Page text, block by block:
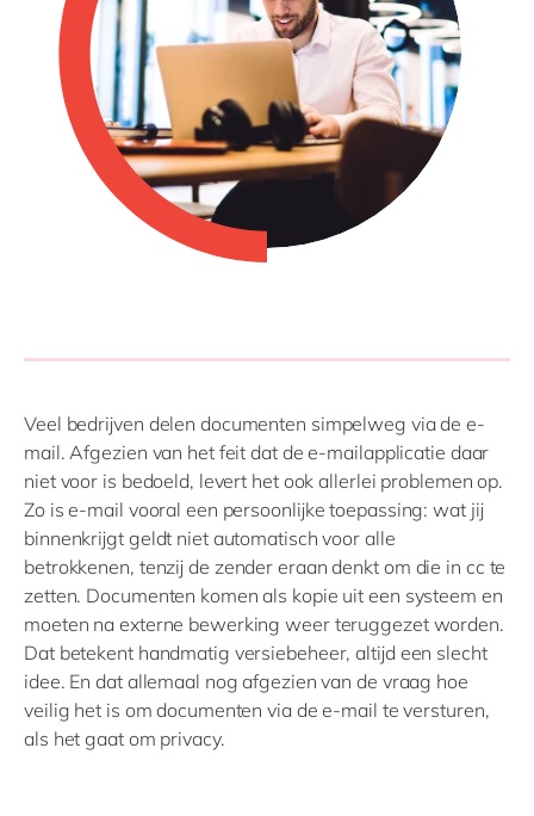
Veel bedrijven delen documenten simpelweg via de e-
mail. Afgezien van het feit dat de e-mailapplicatie daar
niet voor is bedoeld, levert het ook allerlei problemen op.
Zo is e-mail vooral een persoonlijke toepassing: wat jij
binnenkrijgt geldt niet automatisch voor alle
betrokkenen, tenzij de zender eraan denkt om die in cc te
zetten. Documenten komen als kopie uit een systeem en
moeten na externe bewerking weer teruggezet worden.
Dat betekent handmatig versiebeheer, altijd een slecht
idee. En dat allemaal nog afgezien van de vraag hoe
veilig het is om documenten via de e-mail te versturen,
als het gaat om privacy.